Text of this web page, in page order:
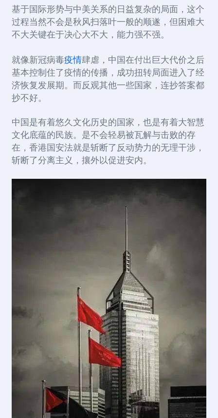
基于国际形势与中美关系的日益复杂的局面，这个
过程当然不会是秋风扫落叶一般的顺遂，但困难大
不大关键在于决心大不大，能力强不强。
就像新冠病毒疫情肆虐，中国在付出巨大代价之后
基本控制住了疫情的传播，成功扭转局面进入了经
济恢复发展期。而反观其他一些国家，连抄答案都
抄不好。
中国是有着悠久文化历史的国家，也是有着大智慧
文化底蕴的民族。是不会轻易被瓦解与击败的存
在，香港国安法就是斩断了反动势力的无理干涉，
斩断了分离主义，攘外以促进安内。